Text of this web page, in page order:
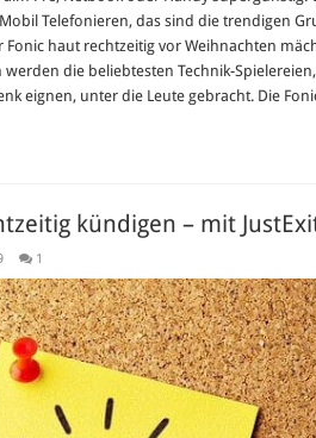
Telefonieren, das sind die trendigen
haut rechtzeitig vor Weihnachten
die beliebtesten Technik-
eignen, unter die Leute gebracht. Die
kündigen – mit
1